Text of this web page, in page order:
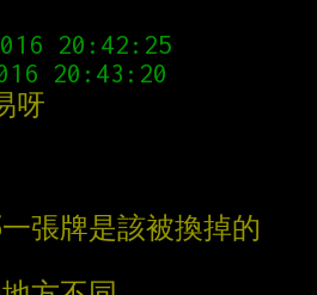
呀
張牌是該被換掉的